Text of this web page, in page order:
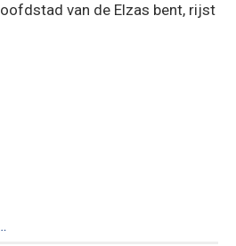
van de Elzas bent, rijst